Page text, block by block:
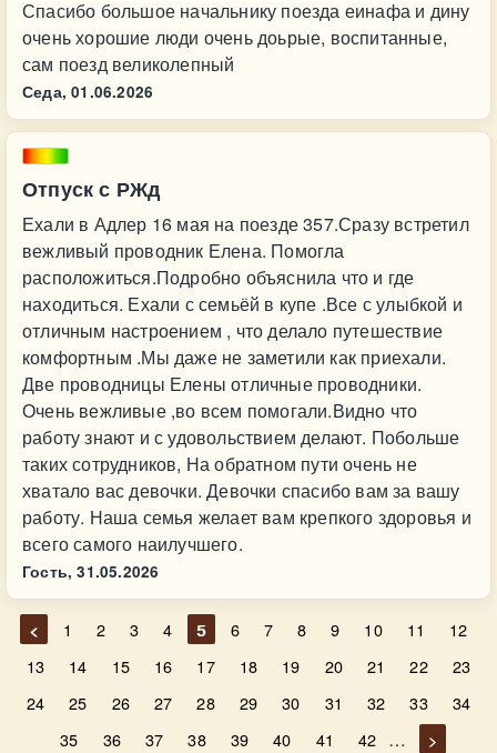
Спасибо большое начальнику поезда еинафа и дину
очень хорошие люди очень доьрые, воспитанные,
сам поезд великолепный
Седа, 01.06.2026
Отпуск с РЖд
Ехали в Адлер 16 мая на поезде 357.Сразу встретил
вежливый проводник Елена. Помогла
расположиться.Подробно объяснила что и где
находиться. Ехали с семьёй в купе .Все с улыбкой и
отличным настроением , что делало путешествие
комфортным .Мы даже не заметили как приехали.
Две проводницы Елены отличные проводники.
Очень вежливые ,во всем помогали.Видно что
работу знают и с удовольствием делают. Побольше
таких сотрудников, На обратном пути очень не
хватало вас девочки. Девочки спасибо вам за вашу
работу. Наша семья желает вам крепкого здоровья и
всего самого наилучшего.
Гость, 31.05.2026
< 1 2 3 4 5 6 7 8 9 10 11
12
13
14 15 16 17 18 19 20 21 22
23
24
25 26 27 28 29 30 31 32 33
34
35
36 37 38 39 40 41 42 … >